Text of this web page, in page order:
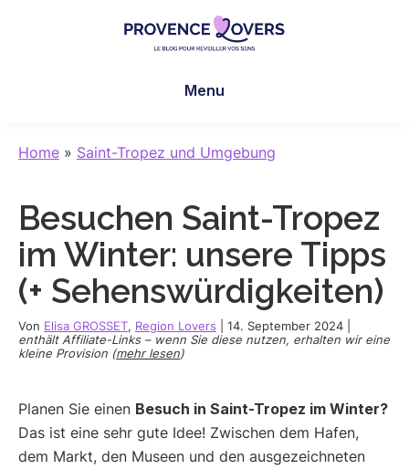
in
zu
wecken
Le
de
Claire
Manu
Menu
Home » Saint-Tropez und Umgebung
Besuchen Saint-Tropez
im Winter: unsere Tipps
(+ Sehenswürdigkeiten)
Von Elisa GROSSET, Region Lovers 14. September 2024
enthält Affiliate-Links – wenn Sie diese nutzen, erhalten wir eine
kleine Provision (mehr lesen)
Planen Sie einen Besuch in Saint-Tropez im Winter?
Das ist eine sehr gute Idee! Zwischen dem Hafen,
dem Markt, den Museen und den ausgezeichneten